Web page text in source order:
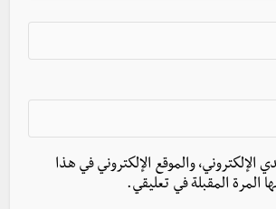
الإلكتروني، والموقع الإلكتروني في هذا
المرة المقبلة في تعليقي.